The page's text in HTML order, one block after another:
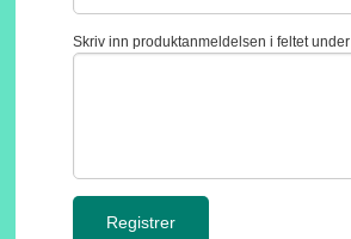
Skriv inn produktanmeldelsen i feltet under